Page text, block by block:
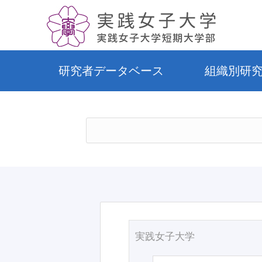
研究者データベース 組織別研
実践女子大学